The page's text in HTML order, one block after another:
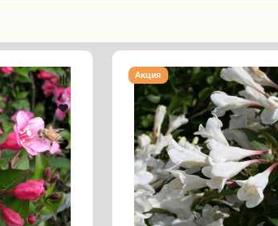
Вейгела
"БЛЭК
ЭНД
ВАЙТ"
Акция